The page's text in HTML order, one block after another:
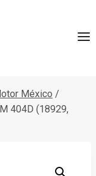
México /
404D (18929,